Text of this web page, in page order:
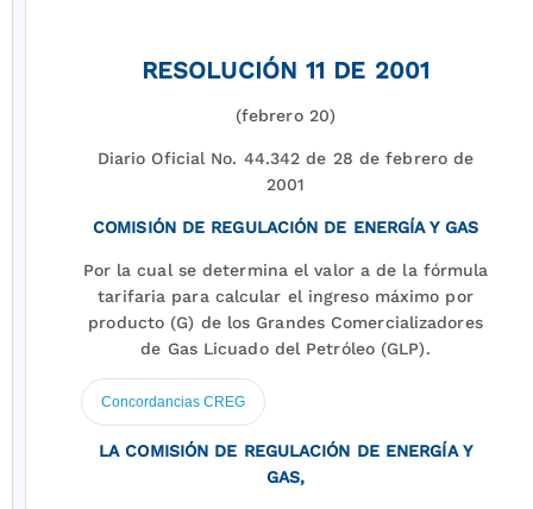
RESOLUCIÓN 11 DE 2001
(febrero 20)
Diario Oficial No. 44.342 de 28 de febrero de
2001
COMISIÓN DE REGULACIÓN DE ENERGÍA Y GAS
Por la cual se determina el valor a de la fórmula
tarifaria para calcular el ingreso máximo por
producto (G) de los Grandes Comercializadores
de Gas Licuado del Petróleo (GLP).
Concordancias CREG
LA COMISIÓN DE REGULACIÓN DE ENERGÍA Y
GAS,